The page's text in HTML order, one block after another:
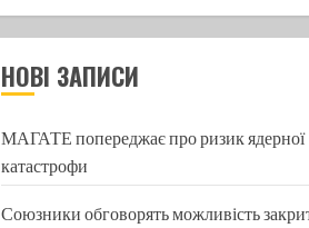
НОВІ ЗАПИСИ
МАГАТЕ попереджає про ризик ядерної
катастрофи
Союзники обговорять можливість